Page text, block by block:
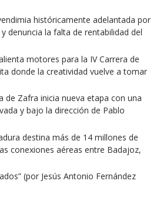
históricamente adelantada por
denuncia la falta de rentabilidad del
motores para la IV Carrera de
donde la creatividad vuelve a tomar
de Zafra inicia nueva etapa con una
y bajo la dirección de Pablo
destina más de 14 millones de
conexiones aéreas entre Badajoz,
(por Jesús Antonio Fernández